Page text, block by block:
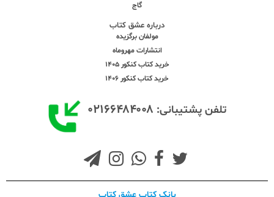
گاج
درباره عشق کتاب
مولفان برگزیده
انتشارات مهروماه
خرید کتاب کنکور 1405
خرید کتاب کنکور 1406
تلفن پشتیبانی: ۰۲۱۶۶۴۸۴۰۰۸